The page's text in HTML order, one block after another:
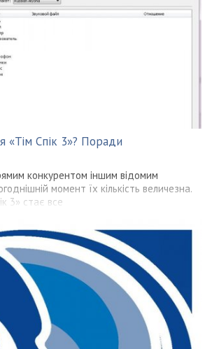
«Тім Спік 3»? Поради
конкурентом іншим відомим
момент їх кількість величезна.
3» стає все